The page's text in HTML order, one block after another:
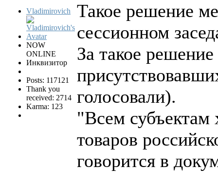
Vladimirovich
NOW
ONLINE
Инквизитор
Posts: 117121
Thank you
received: 2714
Karma: 123
Такое решение
сессионном
За такое
голосовали).
"Всем субъектам
товаров
говорится в